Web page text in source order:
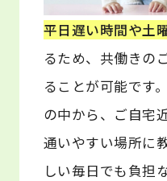
平日遅い時間や土
るため、共働きの
ることが可能です。
の中から、ご自宅
通いやすい場所に
しい毎日でも負担